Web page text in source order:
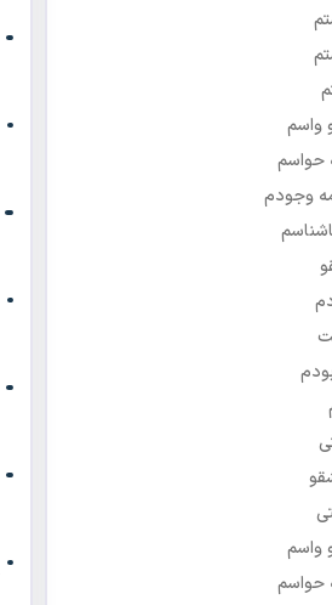
واسم
حواسم
وجودم
واسم
حواسم